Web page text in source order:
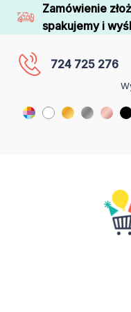
Zamówienie
spakujemy i
724 725 276